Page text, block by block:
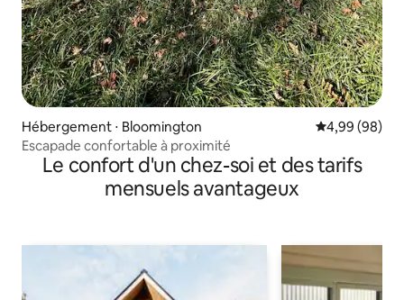
Hébergement ⋅ Bloomington Évaluation
4,99 (98)
Escapade confortable à proximité
Le confort d'un chez-soi et des tarifs
mensuels avantageux